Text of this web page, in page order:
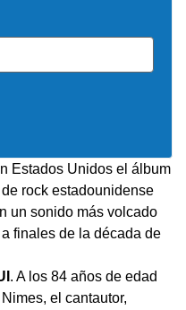
Estados Unidos el álbum
rock estadounidense
un sonido más volcado
finales de la década de
. A los 84 años de edad
el cantautor,